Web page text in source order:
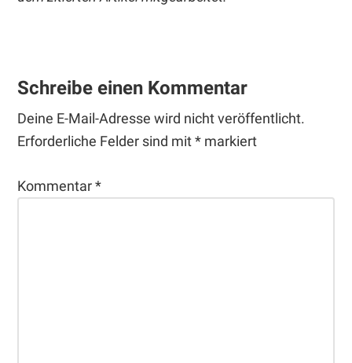
Interaktionen
Schreibe einen Kommentar
Deine E-Mail-Adresse wird nicht veröffentlicht.
Erforderliche Felder sind mit* markiert
Kommentar*